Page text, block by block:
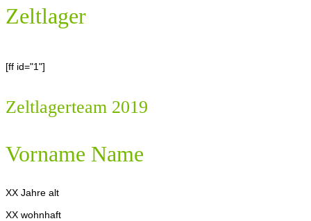
Zeltlager
[ff id="1"]
Zeltlagerteam 2019
Vorname Name
XX Jahre alt
XX wohnhaft